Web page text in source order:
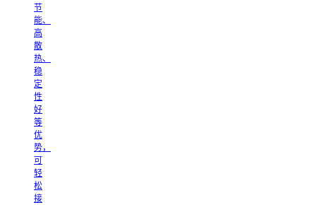
节
能、
高
散
热、
稳
定
性
好
等
优
势，
可
轻
松
接